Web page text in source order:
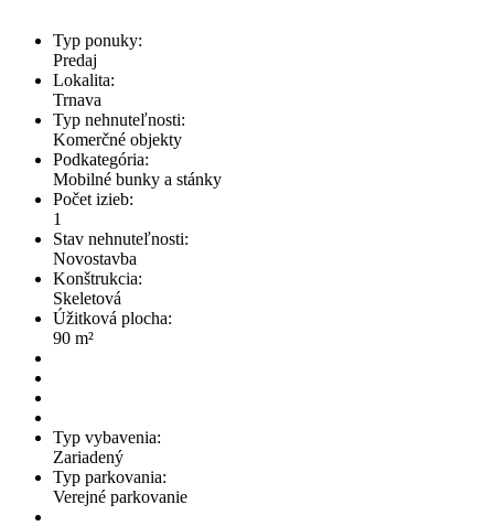
Typ ponuky:
Predaj
Lokalita:
Trnava
Typ nehnuteľnosti:
Komerčné objekty
Podkategória:
Mobilné bunky a stánky
Počet izieb:
1
Stav nehnuteľnosti:
Novostavba
Konštrukcia:
Skeletová
Úžitková plocha:
90 m²
Typ vybavenia:
Zariadený
Typ parkovania:
Verejné parkovanie